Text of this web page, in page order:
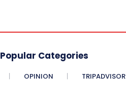
Popular Categories
OPINION TRIPADVISOR